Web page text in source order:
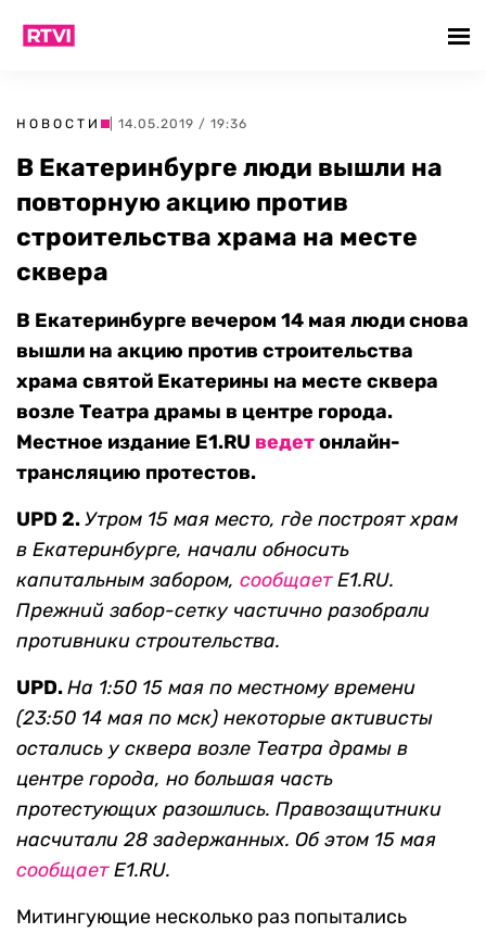
НОВОСТИ | 14.05.2019 / 19:36
В Екатеринбурге люди вышли на
повторную акцию против
строительства храма на месте
сквера
В Екатеринбурге вечером 14 мая люди снова
вышли на акцию против строительства
храма святой Екатерины на месте сквера
возле Театра драмы в центре города.
Местное издание Е1.RU ведетонлайн-
трансляцию протестов.
UPD 2.Утром 15 мая место, где построят храм
в Екатеринбурге, начали обносить
капитальным забором, сообщает Е1.RU.
Прежний забор-сетку частично разобрали
противники строительства.
UPD.На 1:50 15 мая по местному времени
(23:50 14 мая по мск) некоторые активисты
остались у сквера возле Театра драмы в
центре города, но большая часть
протестующих разошлись. Правозащитники
насчитали 28 задержанных. Об этом 15 мая
сообщаетЕ1.RU.
Митингующие несколько раз попытались